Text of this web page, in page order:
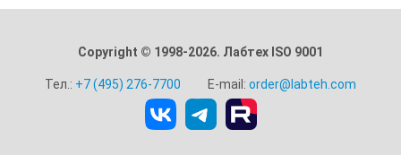
Copyright © 1998-2026. Лабтех ISO 9001
Тел.: +7 (495) 276-7700 E-mail: order@labteh.com